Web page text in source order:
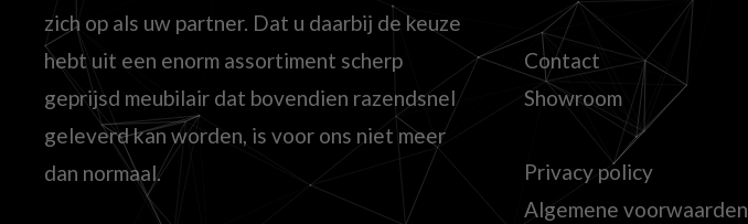
zich op als uw partner. Dat u daarbij de keuze
hebt uit een enorm assortiment scherp
geprijsd meubilair dat bovendien razendsnel
geleverd kan worden, is voor ons niet meer
dan normaal.
Contact
Showroom
Privacy policy
Algemene voorwaarden